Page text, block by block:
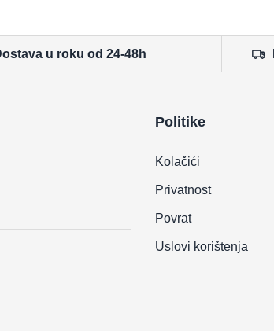
u roku od 24-48h
Politike
Kolačići
Privatnost
Povrat
Uslovi korištenja